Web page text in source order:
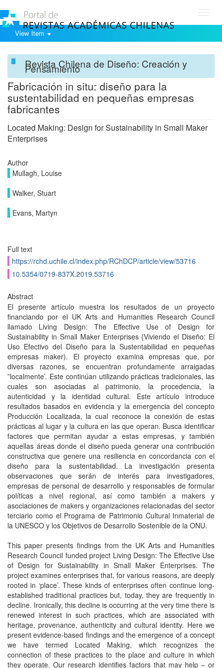
View Item
Revista Chilena de Diseño: Creación y
Pensamiento
Fabricación in situ: diseño para la
sustentabilidad en pequeñas empresas
fabricantes
Located Making: Design for Sustainability in Small Maker
Enterprises
Author
Mullagh, Louise
Walker, Stuart
Evans, Martyn
Full text
https://rchd.uchile.cl/index.php/RChDCP/article/view/53716
10.5354/0719-837X.2019.53716
Abstract
El presente artículo muestra los resultados de un proyecto
financiando por el UK Arts and Humanities Research Council
llamado Living Design: The Effective Use of Design for
Sustainability in Small Maker Enterprises (Viviendo el Diseño: El
Uso Efectivo del Diseño para la Sustentabilidad en pequeñas
empresas maker). El proyecto examina empresas que, por
diversas razones, se encuentran profundamente arraigadas
”localmente’. Este continúan utilizando prácticas tradicionales, las
cuales son asociadas al patrimonio, la procedencia, la
autenticidad y la identidad cultural. Este artículo introduce
resultados basados en evidencia y la emergencia del concepto
Producción Localizada, la cual reconoce la conexión de estas
prácticas al lugar y la cultura en las que operan. Busca identificar
factores que permitan ayudar a estas empresas, y también
aquellas áreas donde el diseño pueda generar una contribución
constructiva que genere una resiliencia en concordancia con el
diseño para la sustentabilidad. La investigación presenta
observaciones que serán de interés para investigadores,
empresas de personal de desarrollo y responsables de formular
políticas a nivel regional, así como también a makers y
asociaciones de makers y organizaciones relacionadas del sector
terciario como el Programa de Patrimonio Cultural Inmaterial de
la UNESCO y los Objetivos de Desarrollo Sostenible de la ONU.
This paper presents findings from the UK Arts and Humanities
Research Council funded project Living Design: The Effective Use
of Design for Sustainability in Small Maker Enterprises. The
project examines enterprises that, for various reasons, are deeply
rooted in ‘place’. These kinds of enterprises often continue long-
established traditional practices but, today, they are frequently in
decline. Ironically, this decline is occurring at the very time there is
renewed interest in such practices, which are associated with
heritage, provenance, authenticity and cultural identity. Here we
present evidence-based findings and the emergence of a concept
we have termed Located Making, which recognizes the
connection of these practices to the place and culture in which
they operate. Our research identifies factors that may help – or